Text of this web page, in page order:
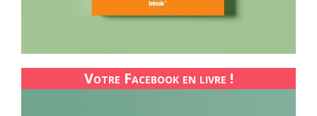
Votre Facebook en livre !